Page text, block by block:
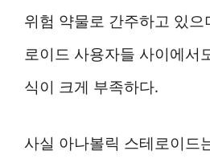
위험 약물로 간주하고 있으
로이드 사용자들 사이에서
식이 크게 부족하다.
사실 아나볼릭 스테로이드